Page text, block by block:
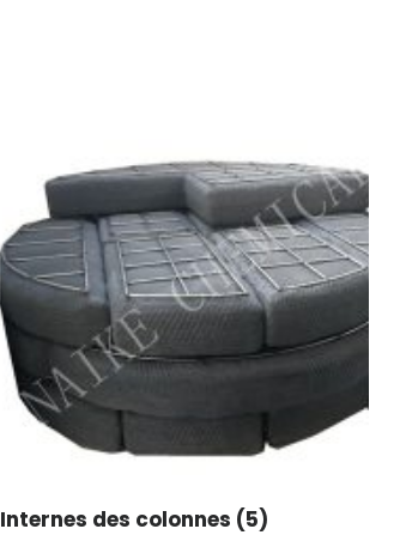
Internes des colonnes (5)